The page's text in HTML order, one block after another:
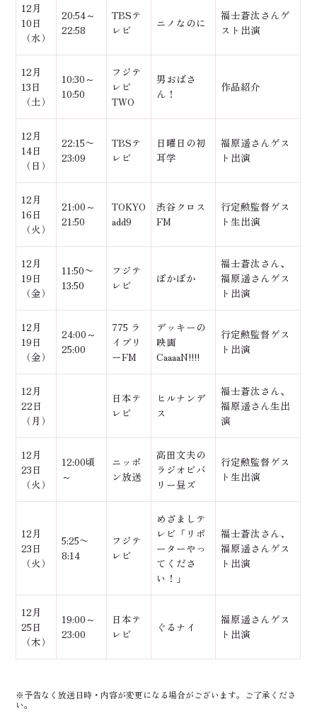
12月
10日
（水）
20:54～
22:58
TBSテ
レビ
ニノなのに
福士蒼汰さんゲ
スト出演
12月
13日
（土）
10:30～
10:50
フジテ
レビ
TWO
男おばさ
ん！
作品紹介
12月
14日
（日）
22:15〜
23:09
TBSテ
レビ
日曜日の初
耳学
福原遥さんゲス
ト出演
12月
16日
（火）
21:00～
21:50
TOKYO
add9
渋谷クロス
FM
行定勲監督ゲス
ト生出演
12月
19日
（金）
11:50〜
13:50
フジテ
レビ
ぽかぽか
福士蒼汰さん、
福原遥さんゲス
ト出演
12月
19日
（金）
24:00～
25:00
775 ラ
イブリ
ーFM
デッキーの
映画
CaaaaN!!!!
行定勲監督ゲス
ト出演
12月
22日
（月）
日本テ
レビ
ヒルナンデ
ス
福士蒼汰さん、
福原遥さん生出
演
12月
23日
（火）
12:00頃
～
ニッポ
ン放送
高田文夫の
ラジオビバ
リー昼ズ
行定勲監督ゲス
ト生出演
12月
23日
（火）
5:25〜
8:14
フジテ
レビ
めざましテ
レビ「リポ
ーターやっ
てくださ
い！」
福士蒼汰さん、
福原遥さんゲス
ト出演
12月
25日
（木）
19:00～
23:00
日本テ
レビ
ぐるナイ
福原遥さんゲス
ト出演
※予告なく放送日時・内容が変更になる場合がございます。ご了承くださ
い。